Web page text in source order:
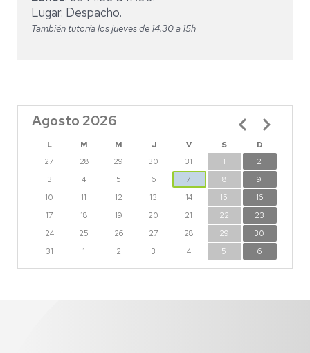
Lugar: Despacho.
También tutoría los jueves de 14.30 a 15h
Agosto 2026
L M M J V S
D
27
28 29 30 31 1
2
3
4 5 6 7 8
9
10
11 12 13 14 15
16
17
18 19 20 21 22
23
24
25 26 27 28 29
30
31
1 2 3 4 5 6
Paginación